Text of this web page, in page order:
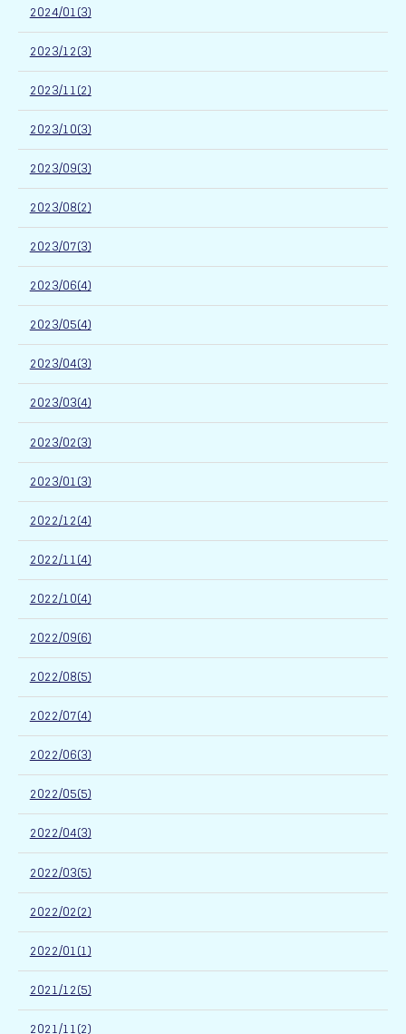
2024/01(3)
2023/12(3)
2023/11(2)
2023/10(3)
2023/09(3)
2023/08(2)
2023/07(3)
2023/06(4)
2023/05(4)
2023/04(3)
2023/03(4)
2023/02(3)
2023/01(3)
2022/12(4)
2022/11(4)
2022/10(4)
2022/09(6)
2022/08(5)
2022/07(4)
2022/06(3)
2022/05(5)
2022/04(3)
2022/03(5)
2022/02(2)
2022/01(1)
2021/12(5)
2021/11(2)